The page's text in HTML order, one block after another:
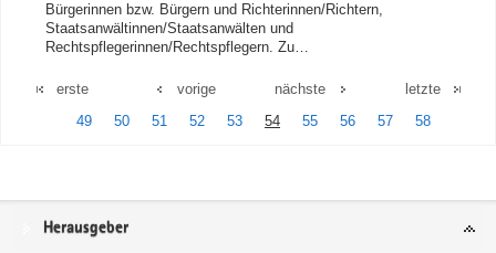
Bürgerinnen bzw. Bürgern und Richterinnen/Richtern,
Staatsanwältinnen/Staatsanwälten und
Rechtspflegerinnen/Rechtspflegern. Zu…
erste
vorige
49
50 51 52 53 54 55 56 57 58
nächste letzte
Service
Herausgeber